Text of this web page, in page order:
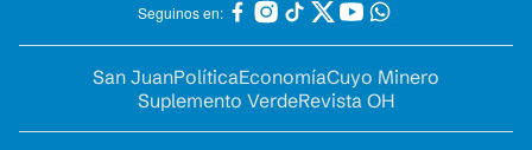
Seguinos en:
San JuanPolíticaEconomíaCuyo Minero
Suplemento VerdeRevista OH